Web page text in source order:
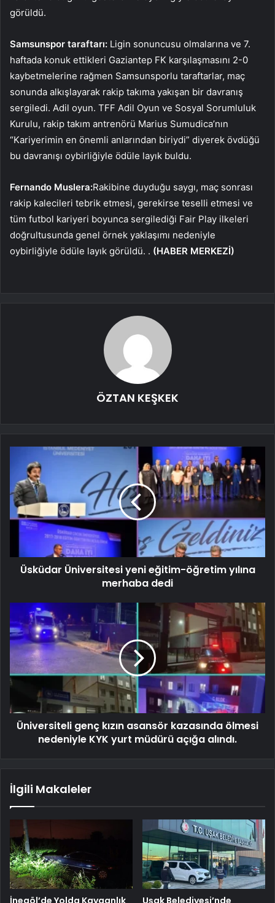
görüldü.
Samsunspor taraftarı: Ligin sonuncusu olmalarına ve 7.
haftada konuk ettikleri Gaziantep FK karşılaşmasını 2-0
kaybetmelerine rağmen Samsunsporlu taraftarlar, maç
sonunda alkışlayarak rakip takıma yakışan bir davranış
sergiledi. Adil oyun. TFF Adil Oyun ve Sosyal Sorumluluk
Kurulu, rakip takım antrenörü Marius Sumudica’nın
“Kariyerimin en önemli anlarından biriydi” diyerek övdüğü
bu davranışı oybirliğiyle ödüle layık buldu.
Fernando Muslera:Rakibine duyduğu saygı, maç sonrası
rakip kalecileri tebrik etmesi, gerekirse teselli etmesi ve
tüm futbol kariyeri boyunca sergilediği Fair Play ilkeleri
doğrultusunda genel örnek yaklaşımı nedeniyle
oybirliğiyle ödüle layık görüldü. . (HABER MERKEZİ)
ÖZTAN KEŞKEK
Üsküdar Üniversitesi yeni eğitim-öğretim yılına
merhaba dedi
Üniversiteli genç kızın asansör kazasında ölmesi
nedeniyle KYK yurt müdürü açığa alındı.
İlgili Makaleler
İnegöl’de Yolda Kayganlık
Uşak Belediyesi’nde